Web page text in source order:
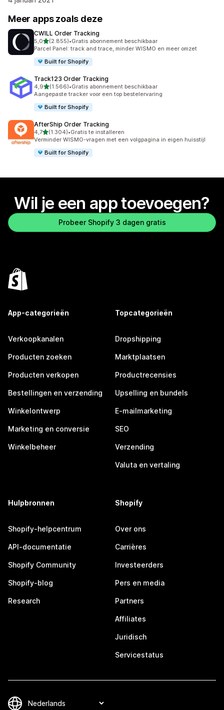
Meer apps zoals deze
CWILL Order Tracking
5,0van 5 sterren
(2.855)
2855 recensies in totaal
•Gratis abonnement beschikbaar
Parcel Panel: track and trace, minder WISMO en meer omzet
Built for Shopify
Track123 Order Tracking
4,9van 5 sterren
(1.566)
1566 recensies in totaal
•Gratis abonnement beschikbaar
Aangepaste tracker voor een top bestelervaring
Built for Shopify
AfterShip Order Tracking
4,7van 5 sterren
(1.304)
1304 recensies in totaal
•Gratis te installeren
Verminder WISMO-vragen met een volgpagina in eigen huisstijl
Built for Shopify
Wil je een app toevoegen?
Probeer Shopify 3 dagen gratis
App-categorieën
Verkoopkanalen
Producten zoeken
Producten verkopen
Bestellingen en verzending
Winkelontwerp
Marketing en conversie
Winkelbeheer
Topcategorieën
Dropshipping
Marktplaatsen
Productrecensies
Upselling en bundels
E-mailmarketing
SEO
Verzending
Valuta en vertaling
Hulpbronnen
Shopify-helpcentrum
API-documentatie
Shopify Community
Shopify-blog
Research
Shopify
Over ons
Carrières
Investeerders
Pers en media
Partners
Affiliates
Juridisch
Servicestatus